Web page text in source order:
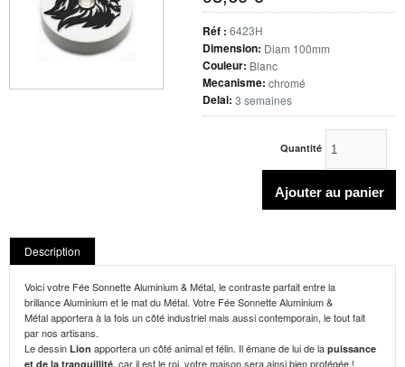
Réf : 6423H
Dimension: Diam 100mm
Couleur: Blanc
Mecanisme: chromé
Delai: 3 semaines
Quantité
Description
Voici votre Fée Sonnette Aluminium & Métal, le contraste parfait entre la
brillance Aluminium et le mat du Métal. Votre Fée Sonnette Aluminium &
Métal apportera à la fois un côté industriel mais aussi contemporain, le tout fait
par nos artisans.
Le dessin Lion apportera un côté animal et félin. Il émane de lui de la puissance
et de la tranquillité, car il est le roi, votre maison sera ainsi bien protégée !